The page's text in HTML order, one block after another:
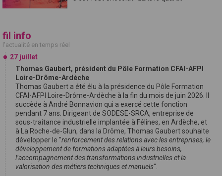
fil info
l'actualité en temps réel
27 juillet
Thomas Gaubert, président du Pôle Formation CFAI-AFPI
Loire-Drôme-Ardèche
Thomas Gaubert a été élu à la présidence du Pôle Formation
CFAI-AFPI Loire-Drôme-Ardèche à la fin du mois de juin 2026. Il
succède à André Bonnavion qui a exercé cette fonction
pendant 7 ans. Dirigeant de SODESE-SRCA, entreprise de
sous-traitance industrielle implantée à Félines, en Ardèche, et
à La Roche-de-Glun, dans la Drôme, Thomas Gaubert souhaite
développer le "renforcement des relations avec les entreprises, le
développement de formations adaptées à leurs besoins,
l’accompagnement des transformations industrielles et la
valorisation des métiers techniques et manuels".